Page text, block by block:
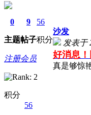
0
主题
9
帖子
56
积分
注册会员
积分
56
沙发
发表于
好消息
真是够惊